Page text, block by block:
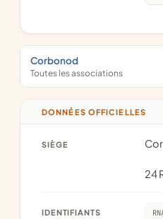
Corbonod
Toutes les associations
DONNÉES OFFICIELLES
SIÈGE
24
IDENTIFIANTS